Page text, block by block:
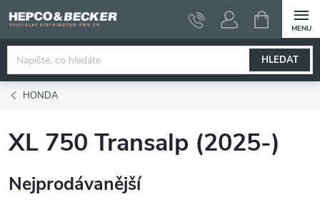
na
obsah
HLEDAT
NÁKUPNÍ
KOŠÍK
HONDA
XL 750 Transalp (2025-)
Nejprodávanější